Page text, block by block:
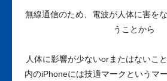
無線通信のため、電波が人体に害を
うことから
人体に影響が少ないorまたはないこ
内のiPhoneには技適マークというマ